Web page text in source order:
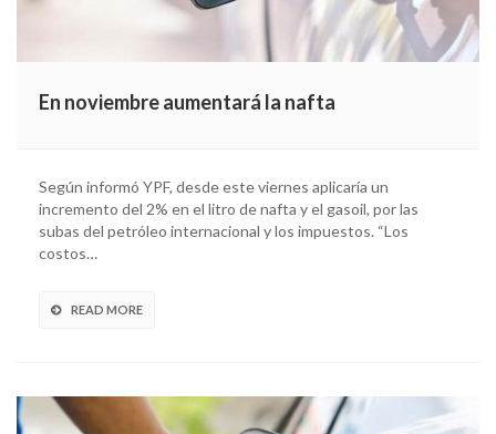
En noviembre aumentará la nafta
Según informó YPF, desde este viernes aplicaría un
incremento del 2% en el litro de nafta y el gasoil, por las
subas del petróleo internacional y los impuestos. “Los
costos…
READ MORE